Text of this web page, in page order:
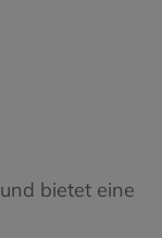
und bietet eine